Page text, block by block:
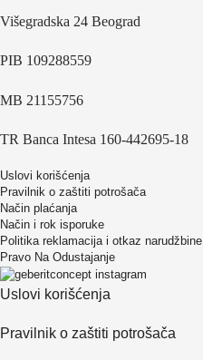
Višegradska 24 Beograd
PIB 109288559
MB 21155756
TR Banca Intesa 160-442695-18
Uslovi korišćenja
Pravilnik o zaštiti potrošača
Način plaćanja
Način i rok isporuke
Politika reklamacija i otkaz narudžbine
Pravo Na Odustajanje
Uslovi korišćenja
Pravilnik o zaštiti potrošača